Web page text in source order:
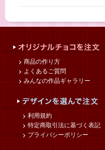
商品の作り方
よくあるご質問
みんなの作品ギャラリー
利用規約
特定商取引法に基づく表記
プライバシーポリシー